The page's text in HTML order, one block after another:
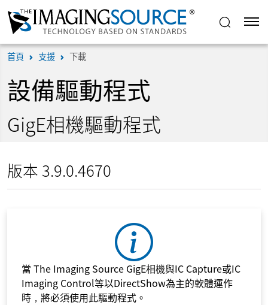
首頁 支援 下載
設備驅動程式
GigE相機驅動程式
版本 3.9.0.4670
當 The Imaging Source GigE相機與IC Capture或IC
Imaging Control等以DirectShow為主的軟體運作
時，將必須使用此驅動程式。